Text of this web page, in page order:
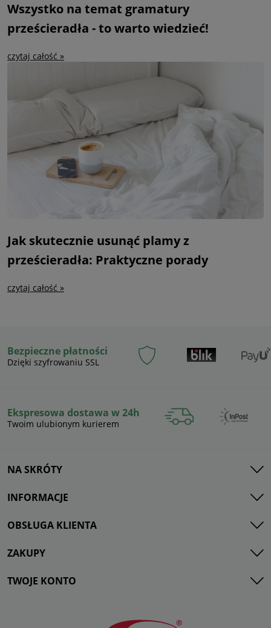
Wszystko na temat gramatury
prześcieradła - to warto wiedzieć!
czytaj całość »
Jak skutecznie usunąć plamy z
prześcieradła: Praktyczne porady
czytaj całość »
Bezpieczne płatności
Dzięki szyfrowaniu SSL
Ekspresowa dostawa w 24h
Twoim ulubionym kurierem
NA SKRÓTY
INFORMACJE
OBSŁUGA KLIENTA
ZAKUPY
TWOJE KONTO